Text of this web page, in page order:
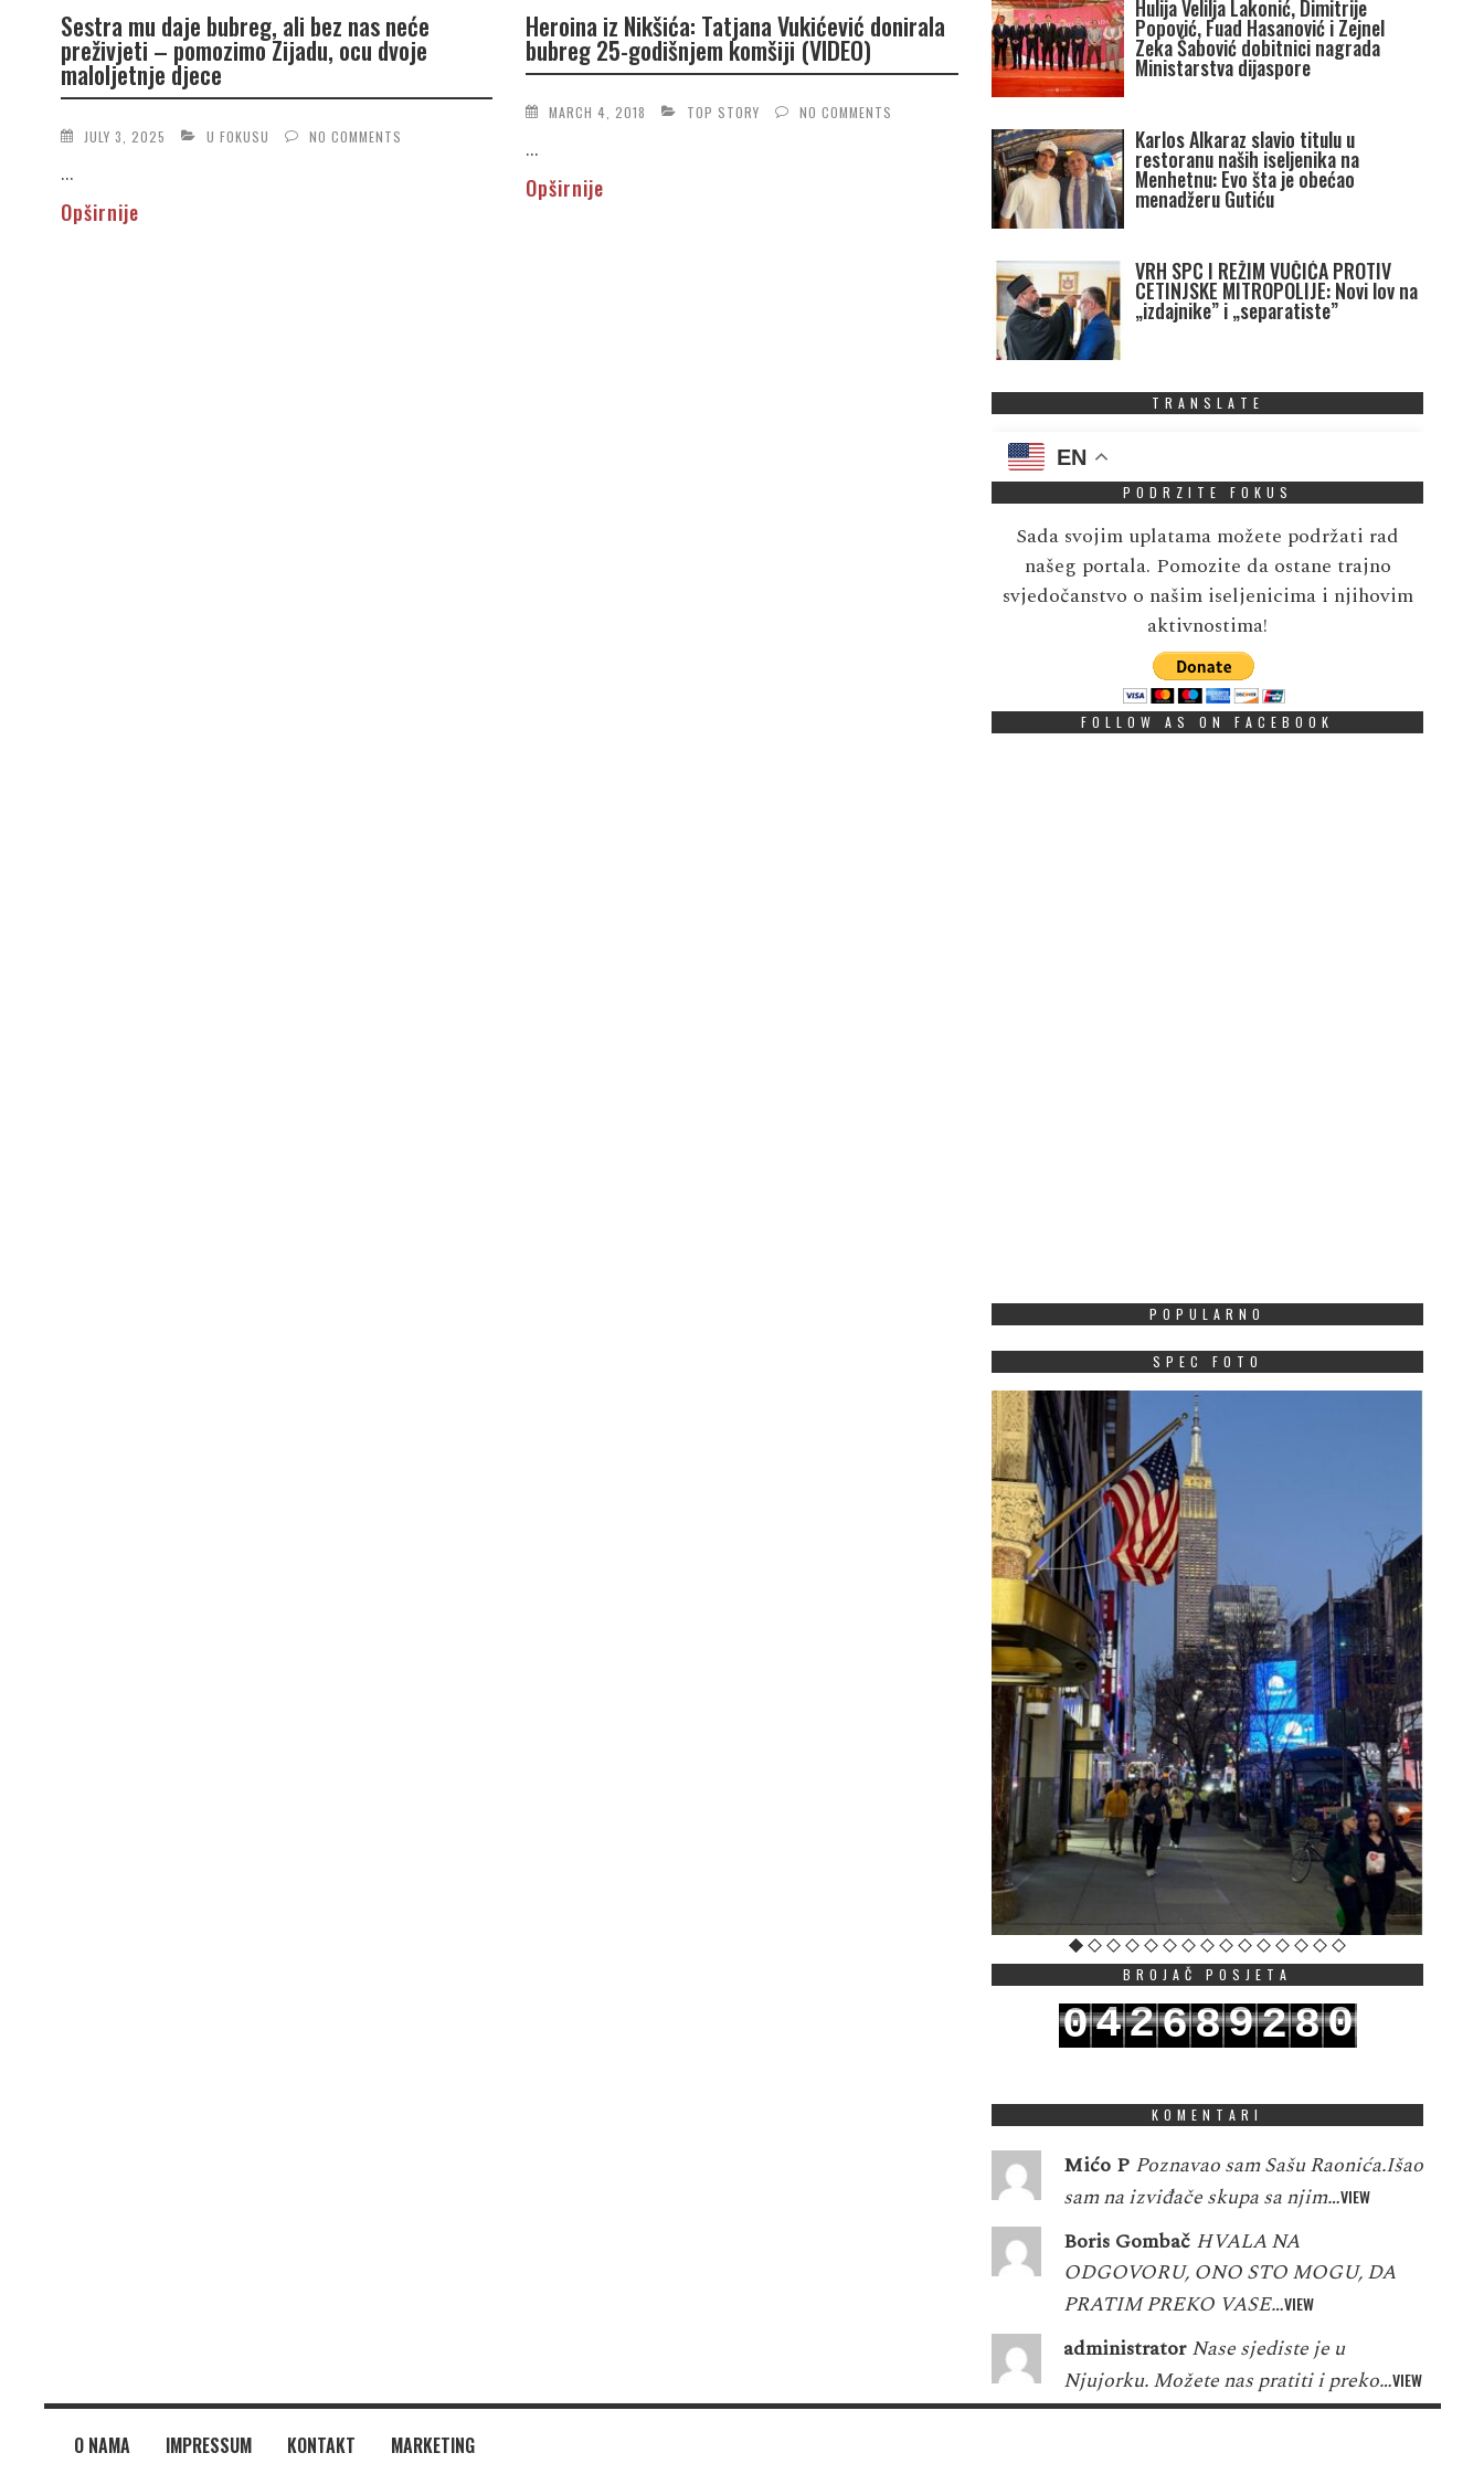
Sestra mu daje bubreg, ali bez nas neće
preživjeti – pomozimo Zijadu, ocu dvoje
maloljetnje djece
JULY 3, 2025 U FOKUSU NO COMMENTS
...
Opširnije
Heroina iz Nikšića: Tatjana Vukićević donirala
bubreg 25-godišnjem komšiji (VIDEO)
MARCH 4, 2018 TOP STORY NO COMMENTS
...
Opširnije
Hulija Velilja Lakonić, Dimitrije
Popović, Fuad Hasanović i Zejnel
Zeka Šabović dobitnici nagrada
Ministarstva dijaspore
Karlos Alkaraz slavio titulu u
restoranu naših iseljenika na
Menhetnu: Evo šta je obećao
menadžeru Gutiću
VRH SPC I REŽIM VUČIĆA PROTIV
CETINJSKE MITROPOLIJE: Novi lov na
„izdajnike” i „separatiste”
TRANSLATE
EN
PODRZITE FOKUS
Sada svojim uplatama možete podržati rad
našeg portala. Pomozite da ostane trajno
svjedočanstvo o našim iseljenicima i njihovim
aktivnostima!
FOLLOW AS ON FACEBOOK
POPULARNO
SPEC FOTO
BROJAČ POSJETA
042689280
KOMENTARI
Mićo P Poznavao sam Sašu Raonića.Išao
sam na izviđače skupa sa njim…VIEW
Boris Gombač HVALA NA
ODGOVORU, ONO STO MOGU, DA
PRATIM PREKO VASE…VIEW
administrator Nase sjediste je u
Njujorku. Možete nas pratiti i preko…VIEW
O NAMA IMPRESSUM KONTAKT MARKETING